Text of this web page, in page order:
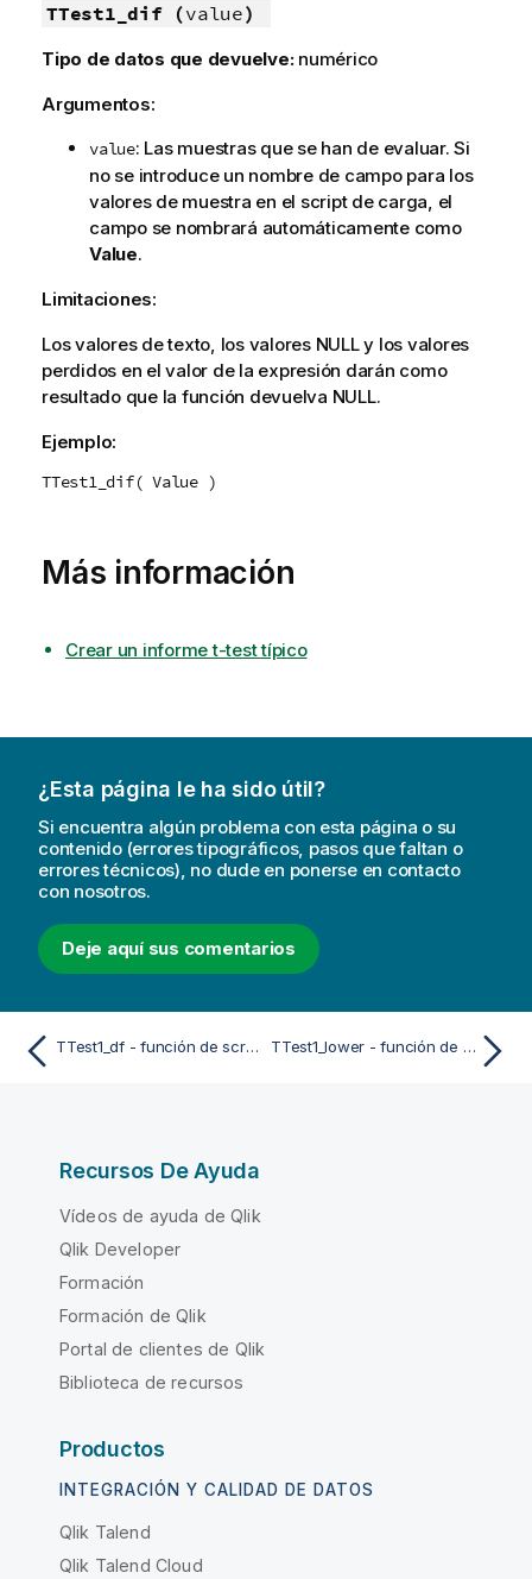
TTest1_dif (value)
Tipo de datos que devuelve: numérico
Argumentos:
value: Las muestras que se han de evaluar. Si
no se introduce un nombre de campo para los
valores de muestra en el script de carga, el
campo se nombrará automáticamente como
Value.
Limitaciones:
Los valores de texto, los valores NULLy los valores
perdidos en el valor de la expresión darán como
resultado que la función devuelva NULL.
Ejemplo:
TTest1_dif( Value )
Más información
Crear un informe t-test típico
¿Esta página le ha sido útil?
Si encuentra algún problema con esta página o su
contenido (errores tipográficos, pasos que faltan o
errores técnicos), no dude en ponerse en contacto
con nosotros.
Deje aquí sus comentarios
TTest1_df - función de script y de gráfico TTest1_lower - función de script y de gráfico
Recursos De Ayuda
Vídeos de ayuda de Qlik
Qlik Developer
Formación
Formación de Qlik
Portal de clientes de Qlik
Biblioteca de recursos
Productos
INTEGRACIÓN Y CALIDAD DE DATOS
Qlik Talend
Qlik Talend Cloud